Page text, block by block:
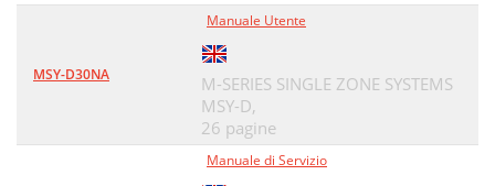
MSY-D30NA
Manuale Utente
M-SERIES SINGLE ZONE SYSTEMS
MSY-D,
26 pagine
Manuale di Servizio